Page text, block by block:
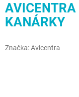
KANÁRKY
Značka:Avicentra